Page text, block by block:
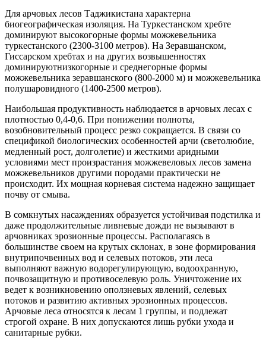
Для арчовых лесов Таджикистана характерна
биогеографическая изоляция. На Туркестанском хребте
доминируют высокогорные формы можжевельника
туркестанского (2300-3100 метров). На Зеравшанском,
Гиссарском хребтах и на других возвышенностях
доминируютнизкогорные и среднегорные формы
можжевельника зеравшанского (800-2000 м) и можжевельника
полушаровидного (1400-2500 метров).
Наибольшая продуктивность наблюдается в арчовых лесах с
плотностью 0,4-0,6. При понижении полноты,
возобновительный процесс резко сокращается. В связи со
спецификой биологических особенностей арчи (светолюбие,
медленный рост, долголетие) и жесткими аридными
условиями мест произрастания можжевеловых лесов замена
можжевельников другими породами практически не
происходит. Их мощная корневая система надежно защищает
почву от смыва.
В сомкнутых насаждениях образуется устойчивая подстилка и
даже продолжительные ливневые дожди не вызывают в
арчовниках эрозионные процессы. Располагаясь в
большинстве своем на крутых склонах, в зоне формирования
внутрипочвенных вод и селевых потоков, эти леса
выполняют важную водорегулирующую, водоохранную,
почвозащитную и противоселевую роль. Уничтожение их
ведет к возникновению оползневых явлений, селевых
потоков и развитию активных эрозионных процессов.
Арчовые леса относятся к лесам 1 группы, и подлежат
строгой охране. В них допускаются лишь рубки ухода и
санитарные рубки.